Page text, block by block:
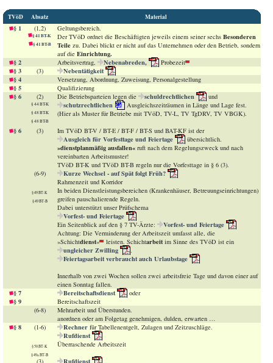
TVöD Absatz Material
§ 1 (1,2)
§ 41 BT-K
§ 41 BT-B
Geltungsbereich.
Der TVöD ordnet die Beschäftigten jeweils einem seiner sechs Besonderen
Teile zu. Dabei blickt er nicht auf das Unternehmen oder den Betrieb, sondern
auf die Einrichtung.
§ 2
Arbeitsvertrag, Nebenabreden, Probezeit
§ 3 (3)
Nebentätigkeit
§ 4
Versetzung, Abordnung, Zuweisung, Personalgestellung
§ 5 Qualifizierung
§ 6 (2)
§ 44 BT-K
§ 48 BT-K
§ 48 BT-B
Die Betriebsparteien legen die schuldrechtlichen und
schutzrechtlichen
Ausgleichszeiträumen in Länge und Lage fest.
(Hier als Muster für Betriebe mit TVöD, TV-L, TV TgDRV, TV VBGK).
§ 6 (3) Im TVöD BT-V / BT-E / BT-F / BT-S und BAT-KF ist der
Ausgleich für Vorfesttage und Feiertage übersichtlich.
»dienstplanmäßig ausfallen« ruft nach dem Regelungszweck und nach
vereinbarten Arbeitsmuster!
TVöD BT-K und TVöD BT-B regeln nur die Vorfesttage in § 6 (3).
(6-9)
Kurze Wechsel - auf Spät folgt Früh?
Rahmenzeit und Korridor
§ 49 BT-K
§ 49 BT-B
In beiden Dienstleistungsbereichen (Krankenhäuser, Betreuungseinrichtungen)
greifen pauschalierende Regeln.
Dabei unterstützt unser Prüfschema
Vorfest- und Feiertage
Ein Seitenblick auf den § 7 TV-Ärzte: Vorfest- und Feiertage
Achtung: Die Verminderung der Arbeitszeit umfasst alle, die
»Schichtdienst« leisten. Schichtarbeit im Sinne des TVöD ist ein
ungleicher Zwilling .
Feiertagsarbeit verbraucht auch Urlaubstage
Innerhalb von zwei Wochen sollen zwei arbeitsfreie Tage und davon einer auf
einen Sonntag fallen.
§ 7
§ 9
Bereitschaftsdienst
oder
Bereitschaftszeit
(6-8)
Mehrarbeit und Überstunden.
anordnen oder am Folgetag genehmigen, dulden, erwarten …
§ 8 (1-6) Rechner für Tabellenentgelt, Zulagen und Zeitzuschläge.
Rufdienst
§ 50 BT-K
§ 49a BT-B
Überraschende Arbeitszeit